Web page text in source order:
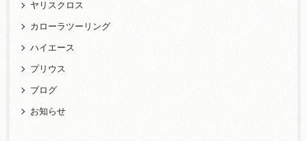
ヤリスクロス
カローラツーリング
ハイエース
プリウス
ブログ
お知らせ